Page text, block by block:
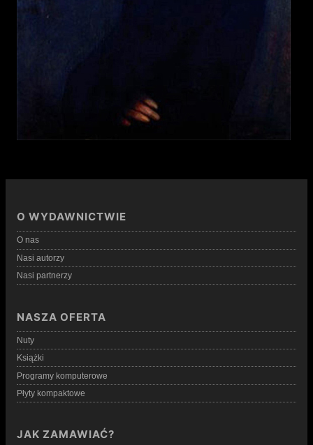
O WYDAWNICTWIE
O nas
Nasi autorzy
Nasi partnerzy
NASZA OFERTA
Nuty
Książki
Programy komputerowe
Płyty kompaktowe
JAK ZAMAWIAĆ?